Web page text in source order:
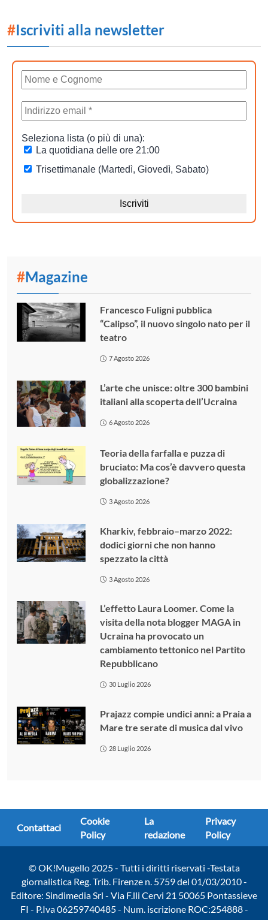
#Iscriviti alla newsletter
#Magazine
Francesco Fuligni pubblica
“Calipso”, il nuovo singolo nato per il
teatro
7 Agosto 2026
L’arte che unisce: oltre 300 bambini
italiani alla scoperta dell’Ucraina
6 Agosto 2026
Teoria della farfalla e puzza di
bruciato: Ma cos’è davvero questa
globalizzazione?
3 Agosto 2026
Kharkiv, febbraio–marzo 2022:
dodici giorni che non hanno
spezzato la città
3 Agosto 2026
L’effetto Laura Loomer. Come la
visita della nota blogger MAGA in
Ucraina ha provocato un
cambiamento tettonico nel Partito
Repubblicano
30 Luglio 2026
Prajazz compie undici anni: a Praia a
Mare tre serate di musica dal vivo
28 Luglio 2026
Contattaci
Cookie
Policy
La
redazione
Privacy
Policy
© OK!Mugello 2025 - Tutti i diritti riservati -Testata
giornalistica Reg. Trib. Firenze n. 5759 del 01/03/2010 -
Editore: Sindimedia Srl - Via F.lli Cervi 21 50065 Pontassieve
FI - P.Iva 06259740485 - Num. iscrizione ROC:254888 -